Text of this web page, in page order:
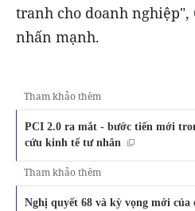
tranh cho doanh nghiệp",
nhấn mạnh.
Tham khảo thêm
PCI 2.0 ra mắt - bước tiến mới
cứu kinh tế tư nhân
Tham khảo thêm
Nghị quyết 68 và kỳ vọng mới của